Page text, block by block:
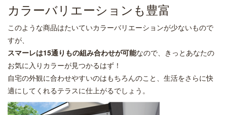
カラーバリエーションも豊富
このような商品はたいていカラーバリエーションが少ないもので
すが、
スマーレは15通りもの組み合わせが可能なので、きっとあなたの
お気に入りカラーが見つかるはず！
自宅の外観に合わせやすいのはもちろんのこと、生活をさらに快
適にしてくれるテラスに仕上がるでしょう。